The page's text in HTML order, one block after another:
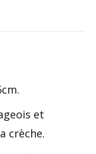
et
crèche.